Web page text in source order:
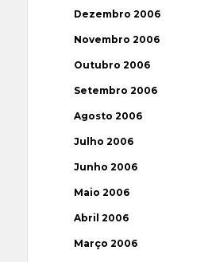
Dezembro 2006
Novembro 2006
Outubro 2006
Setembro 2006
Agosto 2006
Julho 2006
Junho 2006
Maio 2006
Abril 2006
Março 2006